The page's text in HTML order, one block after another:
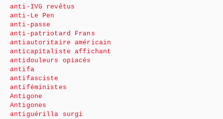
anti-IVG revêtus
anti-Le Pen
anti-passe
anti-patriotard Frans
antiautoritaire américain
anticapitaliste affichant
antidouleurs opiacés
antifa
antifasciste
antiféministes
Antigone
Antigones
antiguérilla surgi